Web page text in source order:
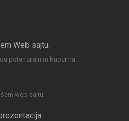
Web sajtu.
potencijalnim kupcima.
web sajtu.